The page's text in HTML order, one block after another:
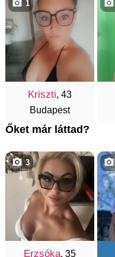
Kriszti, 43
Budapest
1
Őket már láttad?
Erzsóka, 35
3